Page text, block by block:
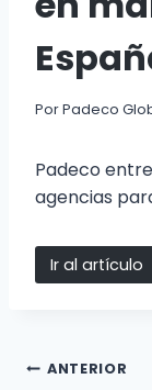
PorPadeco
Padeco
agencias
Ir al artículo
ANTERIOR